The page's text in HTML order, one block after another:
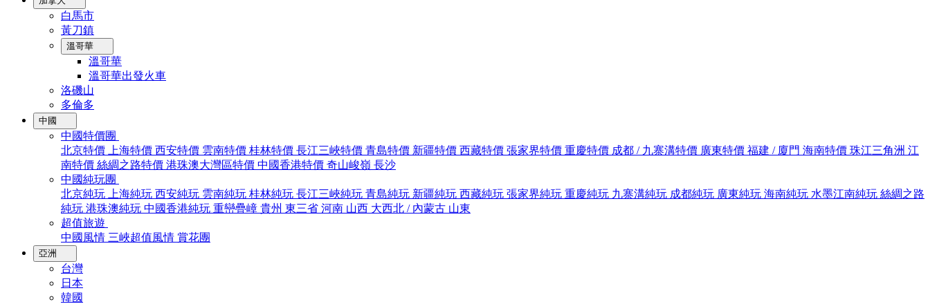
白馬市
黃刀鎮
溫哥華
溫哥華
溫哥華出發火車
洛磯山
多倫多
中國
中國特價團
北京特價
上海特價 西安特價 雲南特價 桂林特價 長江三峽特價 青島特價 新疆特價 西藏特價 張家界特價 重慶特價 成都 / 九寨溝特價 廣東特價 福建 / 廈門 海南特價 珠江三角洲 江
南特價 絲綢之路特價 港珠澳大灣區特價 中國香港特價 奇山峻嶺 長沙
中國純玩團
北京純玩
上海純玩 西安純玩 雲南純玩 桂林純玩 長江三峽純玩 青島純玩 新疆純玩 西藏純玩 張家界純玩 重慶純玩 九寨溝純玩 成都純玩 廣東純玩 海南純玩 水墨江南純玩 絲綢之路
純玩 港珠澳純玩 中國香港純玩 重巒疊嶂 貴州 東三省 河南 山西 大西北 / 內蒙古 山東
超值旅遊
中國風情 三峽超值風情 賞花團
亞洲
台灣
日本
韓國